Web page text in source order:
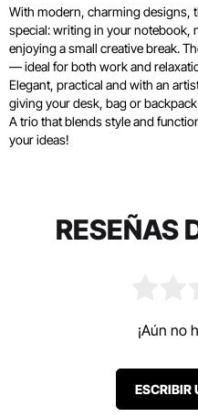
With modern, charming designs,
special: writing in your notebook,
enjoying a small creative break.
— ideal for both work and
Elegant, practical and with an
giving your desk, bag or
A trio that blends style and
your ideas!
RESEÑAS
¡Aún no
ESCRIBIR